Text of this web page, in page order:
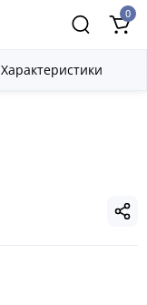
0
Характеристики